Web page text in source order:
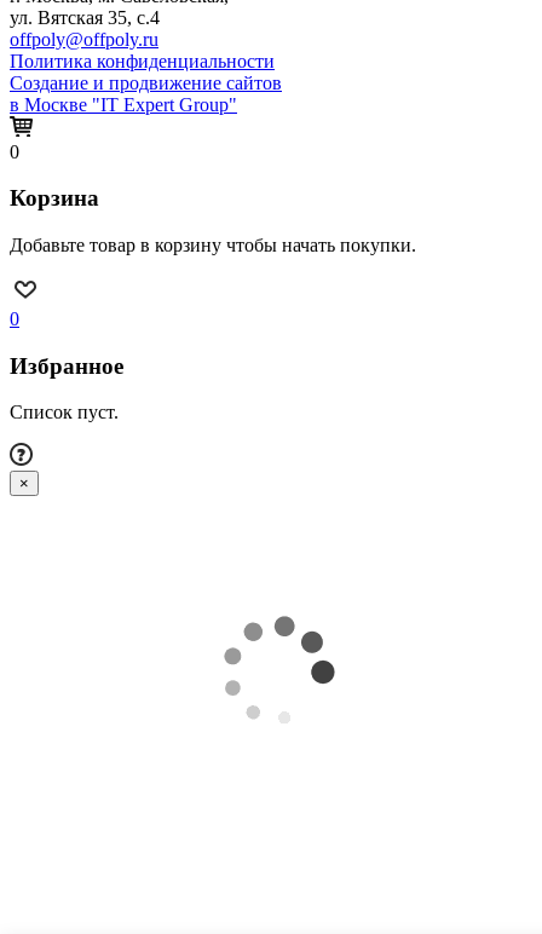
ул. Вятская 35, с.4
offpoly@offpoly.ru
Политика конфиденциальности
Создание и продвижение сайтов
в Москве "IT Expert Group"
0
Корзина
Добавьте товар в корзину чтобы начать покупки.
0
Избранное
Список пуст.
×